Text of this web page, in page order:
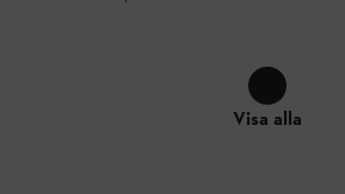
Visa alla